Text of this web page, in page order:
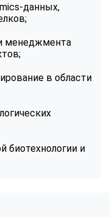
данных,
менеджмента
в области
биотехнологии и